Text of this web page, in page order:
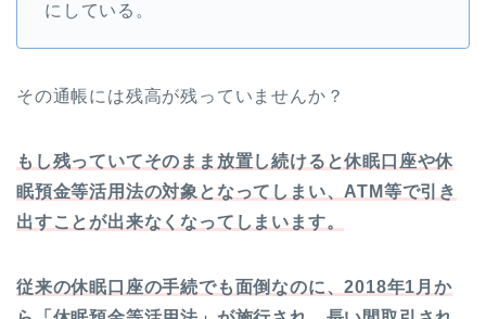
にしている。
その通帳には残高が残っていませんか？
もし残っていてそのまま放置し続けると休眠口座や休
眠預金等活用法の対象となってしまい、ATM等で引き
出すことが出来なくなってしまいます。
従来の休眠口座の手続でも面倒なのに、2018年1月か